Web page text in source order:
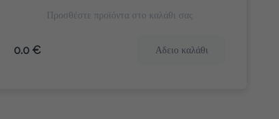
Προσθέστε προϊόντα στο καλάθι σας
0.0 € Αδειο καλάθι